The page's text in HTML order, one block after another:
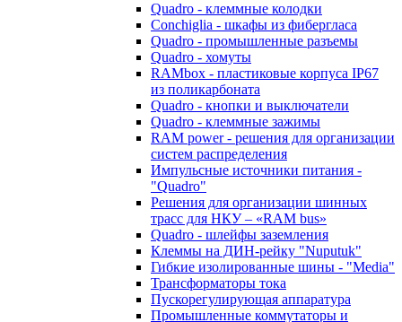
Quadro - клеммные колодки
Conchiglia - шкафы из фибергласа
Quadro - промышленные разъемы
Quadro - хомуты
RAMbox - пластиковые корпуса IP67
из поликарбоната
Quadro - кнопки и выключатели
Quadro - клеммные зажимы
RAM power - решения для организации
систем распределения
Импульсные источники питания -
"Quadro"
Решения для организации шинных
трасс для НКУ – «RAM bus»
Quadro - шлейфы заземления
Клеммы на ДИН-рейку "Nuputuk"
Гибкие изолированные шины - "Media"
Трансформаторы тока
Пускорегулирующая аппаратура
Промышленные коммутаторы и